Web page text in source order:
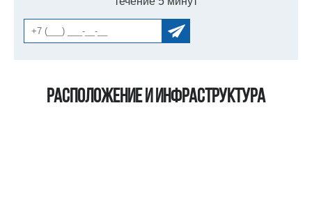
Расположение и инфраструктура